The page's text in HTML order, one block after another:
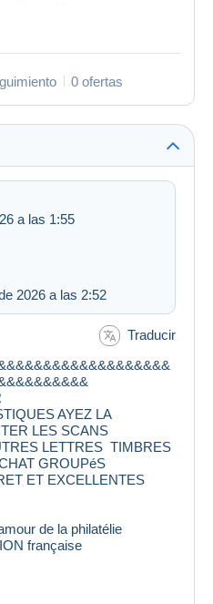
0 ofertas
a las 1:55
2026 a las 2:52
Traducir
AYEZ LA
LES SCANS
LETTRES TIMBRES
GROUPéS
ET EXCELLENTES
de la philatélie
française